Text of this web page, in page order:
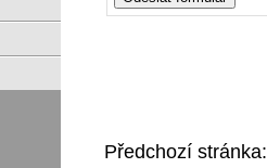
Předchozí